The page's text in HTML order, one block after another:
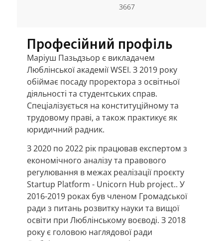
3667
Професійний профіль
Маріуш Пазьдзьор є викладачем
Люблінської академії WSEI. З 2019 року
обіймає посаду проректора з освітньої
діяльності та студентських справ.
Спеціалізується на конституційному та
трудовому праві, а також практикує як
юридичний радник.
З 2020 по 2022 рік працював експертом з
економічного аналізу та правового
регулювання в межах реалізації проєкту
Startup Platform - Unicorn Hub project.. У
2016-2019 роках був членом Громадської
ради з питань розвитку науки та вищої
освіти при Люблінському воєводі. З 2018
року є головою наглядової ради